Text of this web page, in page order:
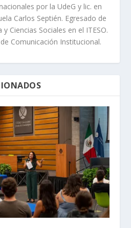
por la UdeG y lic. en
Carlos Septién. Egresado de
Ciencias Sociales en el ITESO.
Comunicación Institucional.